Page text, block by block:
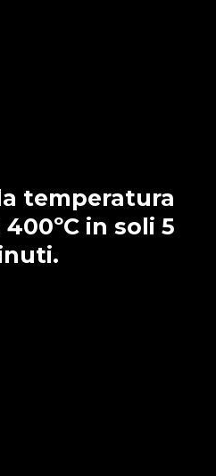
in soli 5